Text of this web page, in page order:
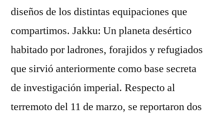
diseños de los distintas equipaciones que
compartimos. Jakku: Un planeta desértico
habitado por ladrones, forajidos y refugiados
que sirvió anteriormente como base secreta
de investigación imperial. Respecto al
terremoto del 11 de marzo, se reportaron dos